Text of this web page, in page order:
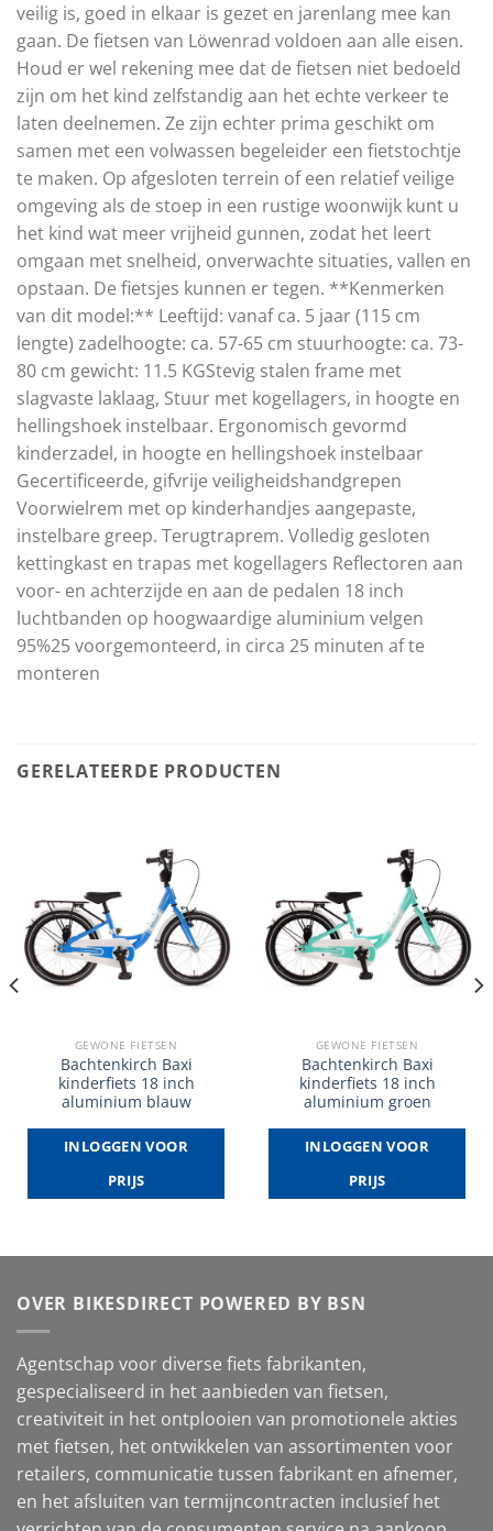
veilig is, goed in elkaar is gezet en jarenlang mee kan
gaan. De fietsen van Löwenrad voldoen aan alle eisen.
Houd er wel rekening mee dat de fietsen niet bedoeld
zijn om het kind zelfstandig aan het echte verkeer te
laten deelnemen. Ze zijn echter prima geschikt om
samen met een volwassen begeleider een fietstochtje
te maken. Op afgesloten terrein of een relatief veilige
omgeving als de stoep in een rustige woonwijk kunt u
het kind wat meer vrijheid gunnen, zodat het leert
omgaan met snelheid, onverwachte situaties, vallen en
opstaan. De fietsjes kunnen er tegen. **Kenmerken
van dit model:** Leeftijd: vanaf ca. 5 jaar (115 cm
lengte) zadelhoogte: ca. 57-65 cm stuurhoogte: ca. 73-
80 cm gewicht: 11.5 KGStevig stalen frame met
slagvaste laklaag, Stuur met kogellagers, in hoogte en
hellingshoek instelbaar. Ergonomisch gevormd
kinderzadel, in hoogte en hellingshoek instelbaar
Gecertificeerde, gifvrije veiligheidshandgrepen
Voorwielrem met op kinderhandjes aangepaste,
instelbare greep. Terugtraprem. Volledig gesloten
kettingkast en trapas met kogellagers Reflectoren aan
voor- en achterzijde en aan de pedalen 18 inch
luchtbanden op hoogwaardige aluminium velgen
95%25 voorgemonteerd, in circa 25 minuten af te
monteren
GERELATEERDE PRODUCTEN
GEWONE FIETSEN
Bachtenkirch Baxi
kinderfiets 18 inch
aluminium blauw
INLOGGEN VOOR
PRIJS
GEWONE FIETSEN
Bachtenkirch Baxi
kinderfiets 18 inch
aluminium groen
INLOGGEN VOOR
PRIJS
OVER BIKESDIRECT POWERED BY BSN
Agentschap voor diverse fiets fabrikanten,
gespecialiseerd in het aanbieden van fietsen,
creativiteit in het ontplooien van promotionele akties
met fietsen, het ontwikkelen van assortimenten voor
retailers, communicatie tussen fabrikant en afnemer,
en het afsluiten van termijncontracten inclusief het